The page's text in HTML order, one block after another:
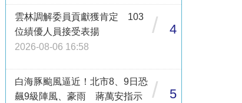
雲林調解委員貢獻獲肯定 103
位績優人員接受表揚
2026-08-06 16:58
/ 4
白海豚颱風逼近！北市8、9日恐
飆9級陣風、豪雨 蔣萬安指示
/ 5